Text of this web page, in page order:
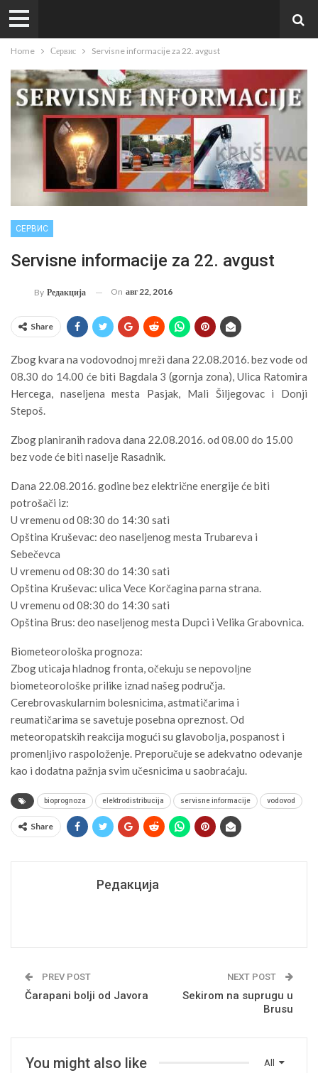
Home Сервис Servisne informacije za 22. avgust
СЕРВИС
Servisne informacije za 22. avgust
By Редакција On авг 22, 2016
Share
Zbog kvara na vodovodnoj mreži dana 22.08.2016. bez vode od
08.30 do 14.00 će biti Bagdala 3 (gornja zona), Ulica Ratomira
Hercega, naseljena mesta Pasjak, Mali Šiljegovac i Donji
Stepoš.
Zbog planiranih radova dana 22.08.2016. od 08.00 do 15.00
bez vode će biti naselje Rasadnik.
Dana 22.08.2016. godine bez električne energije će biti
potrošači iz:
U vremenu od 08:30 do 14:30 sati
Opština Kruševac: deo naseljenog mesta Trubareva i
Sebečevca
U vremenu od 08:30 do 14:30 sati
Opština Kruševac: ulica Vece Korčagina parna strana.
U vremenu od 08:30 do 14:30 sati
Opština Brus: deo naseljenog mesta Dupci i Velika Grabovnica.
Biometeorološka prognoza:
Zbog uticaja hladnog fronta, očekuju se nepovolјne
biometeorološke prilike iznad našeg područja.
Cerebrovaskularnim bolesnicima, astmatičarima i
reumatičarima se savetuje posebna opreznost. Od
meteoropatskih reakcija mogući su glavobolјa, pospanost i
promenlјivo raspoloženje. Preporučuje se adekvatno odevanje
kao i dodatna pažnja svim učesnicima u saobraćaju.
bioprognoza elektrodistribucija servisne informacije vodovod
Share
Редакција
PREV POST
Čarapani bolji od Javora
NEXT POST
Sekirom na suprugu u
Brusu
All
You might also like